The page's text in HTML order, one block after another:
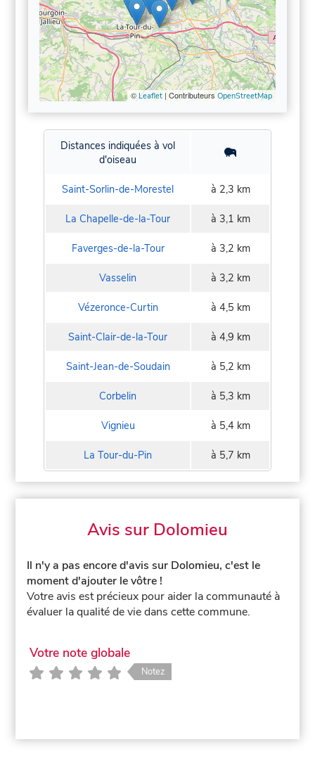
© Leaflet| Contributeurs OpenStreetMap
Distances indiquées à vol
d'oiseau
Saint-Sorlin-de-Morestel à 2,3 km
La Chapelle-de-la-Tour à 3,1 km
Faverges-de-la-Tour à 3,2 km
Vasselin à 3,2 km
Vézeronce-Curtin à 4,5 km
Saint-Clair-de-la-Tour à 4,9 km
Saint-Jean-de-Soudain à 5,2 km
Corbelin à 5,3 km
Vignieu à 5,4 km
La Tour-du-Pin à 5,7 km
Avis sur Dolomieu
Il n'y a pas encore d'avis sur Dolomieu, c'est le
moment d'ajouter le vôtre !
Votre avis est précieux pour aider la communauté à
évaluer la qualité de vie dans cette commune.
Votre note globale
Notez